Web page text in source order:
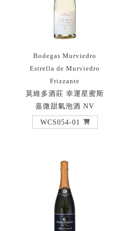
Bodegas Murviedro
Estrella de Murviedro
Frizzante
莫維多酒莊 幸運星蜜斯
嘉微甜氣泡酒 NV
WCS054-01